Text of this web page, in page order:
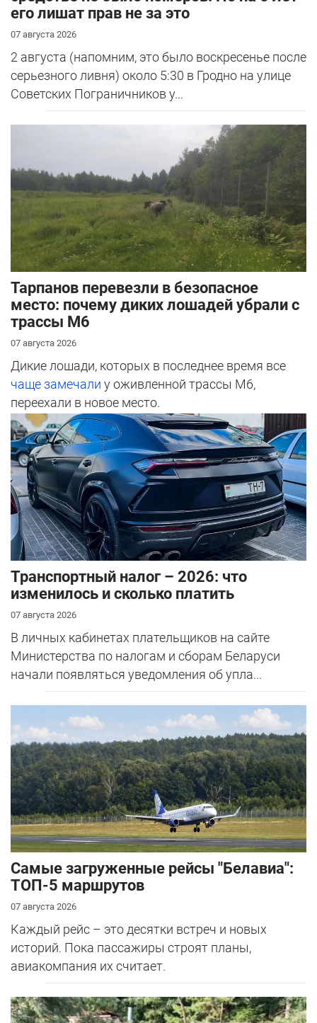
его лишат прав не за это
07 августа 2026
2 августа (напомним, это было воскресенье после
серьезного ливня) около 5:30 в Гродно на улице
Советских Пограничников у...
Тарпанов перевезли в безопасное
место: почему диких лошадей убрали с
трассы М6
07 августа 2026
Дикие лошади, которых в последнее время все
чаще замечали у оживленной трассы М6,
переехали в новое место.
Транспортный налог – 2026: что
изменилось и сколько платить
07 августа 2026
В личных кабинетах плательщиков на сайте
Министерства по налогам и сборам Беларуси
начали появляться уведомления об упла...
Самые загруженные рейсы "Белавиа":
ТОП-5 маршрутов
07 августа 2026
Каждый рейс – это десятки встреч и новых
историй. Пока пассажиры строят планы,
авиакомпания их считает.